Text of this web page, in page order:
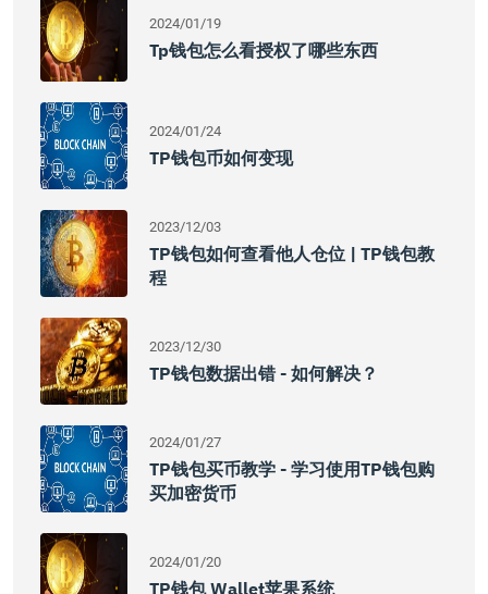
2024/01/19
Tp钱包怎么看授权了哪些东西
2024/01/24
TP钱包币如何变现
2023/12/03
TP钱包如何查看他人仓位 | TP钱包教
程
2023/12/30
TP钱包数据出错 - 如何解决？
2024/01/27
TP钱包买币教学 - 学习使用TP钱包购
买加密货币
2024/01/20
TP钱包 Wallet苹果系统